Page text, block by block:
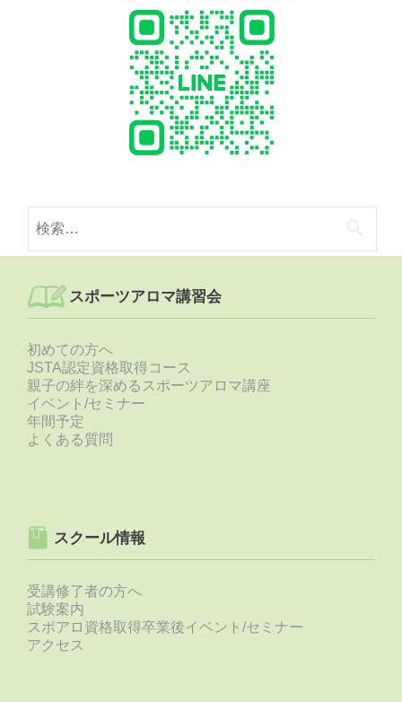
索:
スポーツアロマ講習会
初めての方へ
JSTA認定資格取得コース
親子の絆を深めるスポーツアロマ講座
イベント/セミナー
年間予定
よくある質問
スクール情報
受講修了者の方へ
試験案内
スポアロ資格取得卒業後イベント/セミナー
アクセス